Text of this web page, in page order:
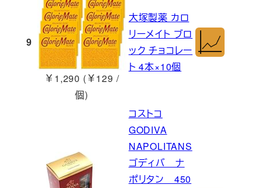
9
￥1,290 (￥129 /
個)
大塚製薬 カロ
リーメイト ブロ
ック チョコレー
ト 4本×10個
コストコ
GODIVA
NAPOLITANS
ゴディバ ナ
ポリタン 450